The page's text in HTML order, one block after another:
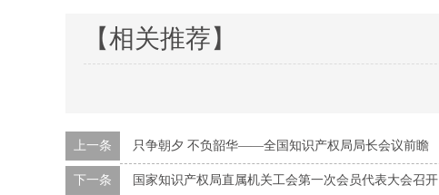
【相关推荐】
上一条 只争朝夕 不负韶华——全国知识产权局局长会议前瞻
下一条 国家知识产权局直属机关工会第一次会员代表大会召开